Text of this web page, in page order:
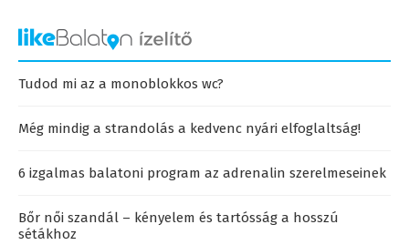
Tudod mi az a monoblokkos wc?
Még mindig a strandolás a kedvenc nyári elfoglaltság!
6 izgalmas balatoni program az adrenalin szerelmeseinek
Bőr női szandál – kényelem és tartósság a hosszú
sétákhoz